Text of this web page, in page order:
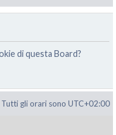
di questa Board?
Tutti gli orari sono UTC+02:00